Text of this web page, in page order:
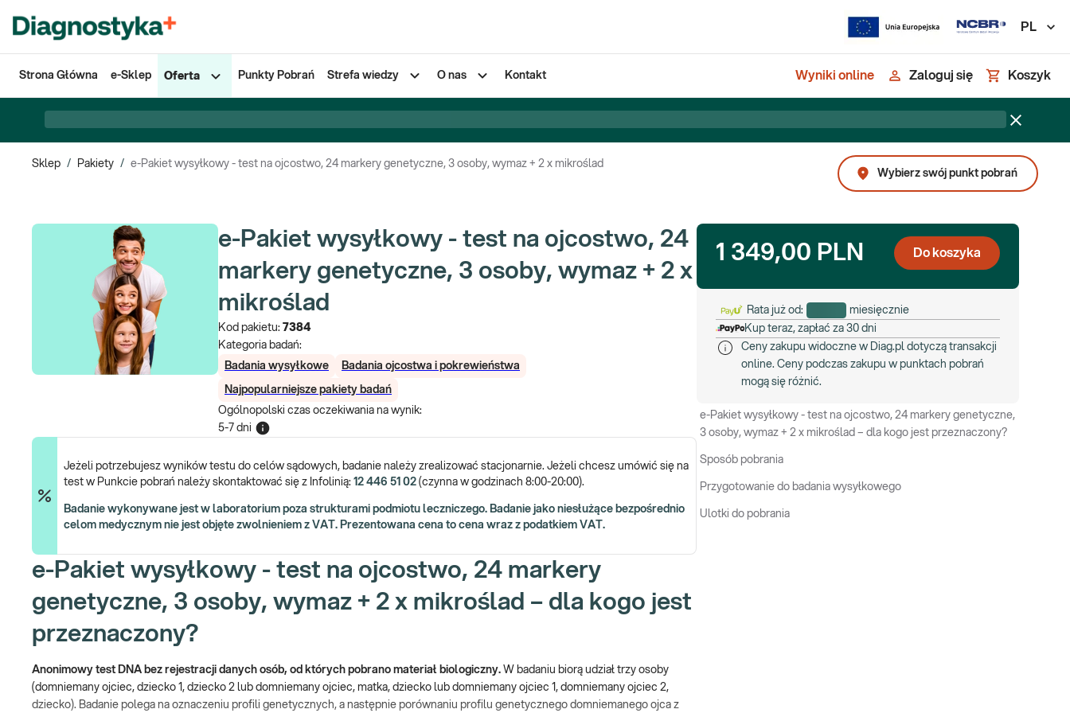
PL
Strona Główna e-Sklep Oferta Punkty Pobrań Strefa wiedzy O nas Kontakt Wyniki online Zaloguj się Koszyk
Sklep / Pakiety / e-Pakiet wysyłkowy - test na ojcostwo, 24 markery genetyczne, 3 osoby, wymaz + 2 x mikroślad
Wybierz swój punkt pobrań
e-Pakiet wysyłkowy - test na ojcostwo, 24
markery genetyczne, 3 osoby, wymaz + 2 x
mikroślad
Kod pakietu: 7384
Kategoria badań:
Badania wysyłkowe
Badania ojcostwa i pokrewieństwa
Najpopularniejsze pakiety badań
Ogólnopolski czas oczekiwania na wynik:
5-7 dni
Jeżeli potrzebujesz wyników testu do celów sądowych, badanie należy zrealizować stacjonarnie. Jeżeli chcesz umówić się na
test w Punkcie pobrań należy skontaktować się z Infolinią: 12 446 51 02 (czynna w godzinach 8:00-20:00).
Badanie wykonywane jest w laboratorium poza strukturami podmiotu leczniczego. Badanie jako niesłużące bezpośrednio
celom medycznym nie jest objęte zwolnieniem z VAT. Prezentowana cena to cena wraz z podatkiem VAT.
e-Pakiet wysyłkowy - test na ojcostwo, 24 markery
genetyczne, 3 osoby, wymaz + 2 x mikroślad – dla kogo jest
przeznaczony?
Anonimowy test DNA bez rejestracji danych osób, od których pobrano materiał biologiczny. W badaniu biorą udział trzy osoby
(domniemany ojciec, dziecko 1, dziecko 2 lub domniemany ojciec, matka, dziecko lub domniemany ojciec 1, domniemany ojciec 2,
dziecko). Badanie polega na oznaczeniu profili genetycznych, a następnie porównaniu profilu genetycznego domniemanego ojca z
1 349,00 PLN Do koszyka
Rata już od:
miesięcznie
Kup teraz, zapłać za 30 dni
Ceny zakupu widoczne w Diag.pl dotyczą transakcji
online. Ceny podczas zakupu w punktach pobrań
mogą się różnić.
e-Pakiet wysyłkowy - test na ojcostwo, 24 markery genetyczne,
3 osoby, wymaz + 2 x mikroślad – dla kogo jest przeznaczony?
Sposób pobrania
Przygotowanie do badania wysyłkowego
Ulotki do pobrania